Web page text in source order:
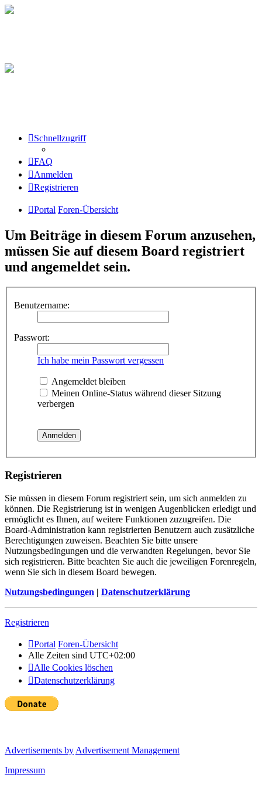
Schnellzugriff
FAQ
Anmelden
Registrieren
Portal Foren-Übersicht
Um Beiträge in diesem Forum anzusehen,
müssen Sie auf diesem Board registriert
und angemeldet sein.
Benutzername:
Passwort:
Ich habe mein Passwort vergessen
Angemeldet bleiben
Meinen Online-Status während dieser Sitzung
verbergen
Registrieren
Sie müssen in diesem Forum registriert sein, um sich anmelden zu
können. Die Registrierung ist in wenigen Augenblicken erledigt und
ermöglicht es Ihnen, auf weitere Funktionen zuzugreifen. Die
Board-Administration kann registrierten Benutzern auch zusätzliche
Berechtigungen zuweisen. Beachten Sie bitte unsere
Nutzungsbedingungen und die verwandten Regelungen, bevor Sie
sich registrieren. Bitte beachten Sie auch die jeweiligen Forenregeln,
wenn Sie sich in diesem Board bewegen.
Nutzungsbedingungen | Datenschutzerklärung
Registrieren
Portal Foren-Übersicht
Alle Zeiten sind UTC+02:00
Alle Cookies löschen
Datenschutzerklärung
Advertisements by Advertisement Management
Impressum